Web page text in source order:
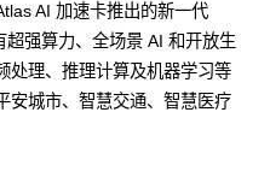
AI 加速卡推出的新一代
强算力、全场景 AI 和开放生
处理、推理计算及机器学习等
安城市、智慧交通、智慧医疗